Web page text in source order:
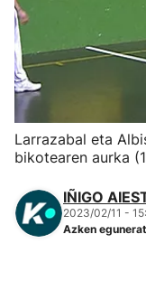
Herri-kirolak
Eskubaloia
Kirolak 360
Mendi-lasterketak
Larrazabal eta
bikotearen aurka
IÑIGO
2023/02/11 -
Azken